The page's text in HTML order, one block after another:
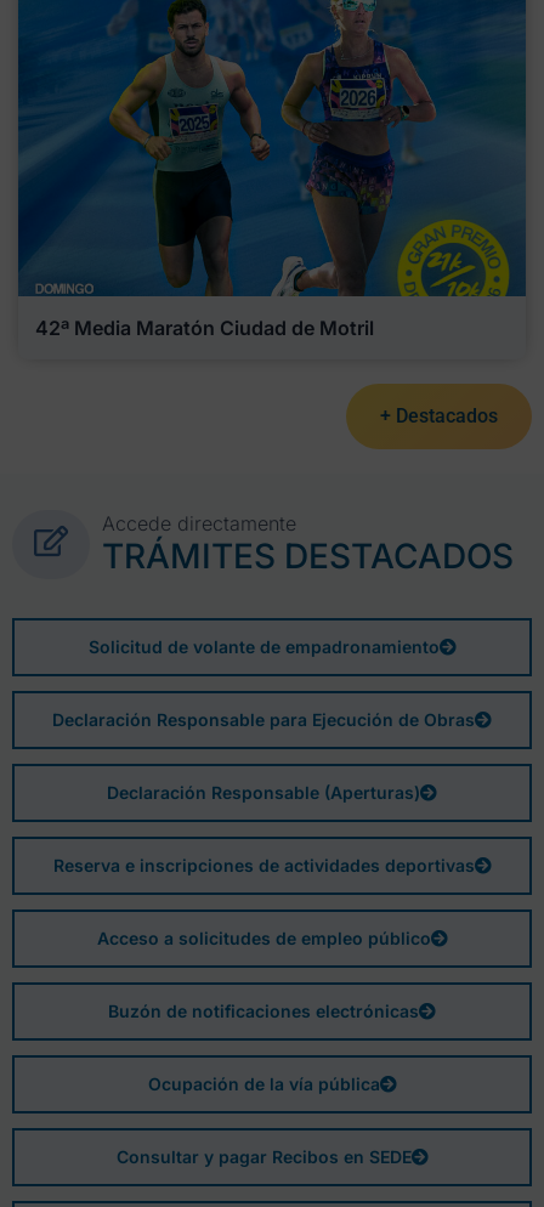
42ª Media Maratón Ciudad de Motril
+ Destacados
Accede directamente
TRÁMITES DESTACADOS
Solicitud de volante de empadronamiento
Declaración Responsable para Ejecución de Obras
Declaración Responsable (Aperturas)
Reserva e inscripciones de actividades deportivas
Acceso a solicitudes de empleo público
Buzón de notificaciones electrónicas
Ocupación de la vía pública
Consultar y pagar Recibos en SEDE